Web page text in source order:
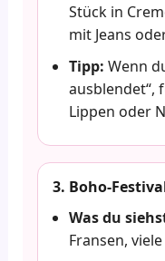
Stück in
mit Jeans
Tipp: Wenn
ausblendet“,
Lippen oder
3. Boho-
Was du
Fransen,